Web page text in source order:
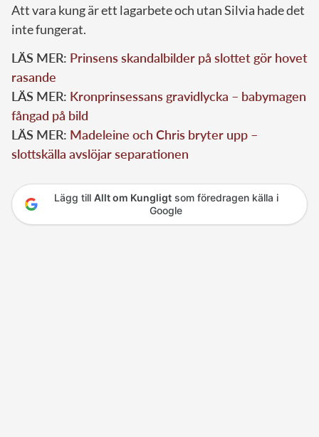
Att vara kung är ett lagarbete och utan Silvia hade det
inte fungerat.
LÄS MER: Prinsens skandalbilder på slottet gör hovet
rasande
LÄS MER: Kronprinsessans gravidlycka – babymagen
fångad på bild
LÄS MER: Madeleine och Chris bryter upp –
slottskälla avslöjar separationen
Lägg till Allt om Kungligtsom föredragen källa i
Google